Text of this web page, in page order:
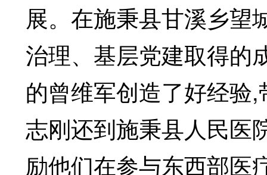
展。在施秉县甘溪乡望
治理、基层党建取得的
的曾维军创造了好经验
志刚还到施秉县人民医
励他们在参与东西部医